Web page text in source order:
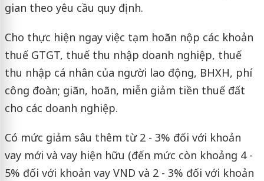
gian theo yêu cầu quy định.
Cho thực hiện ngay việc tạm hoãn nộp các khoản
thuế GTGT, thuế thu nhập doanh nghiệp, thuế
thu nhập cá nhân của người lao động, BHXH, phí
công đoàn; giãn, hoãn, miễn giảm tiền thuế đất
cho các doanh nghiệp.
Có mức giảm sâu thêm từ 2 - 3% đối với khoản
vay mới và vay hiện hữu (đến mức còn khoảng 4 -
5% đối với khoản vay VND và 2 - 3% đối với khoản